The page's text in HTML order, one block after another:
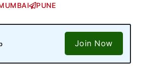
PUNE
Join Now